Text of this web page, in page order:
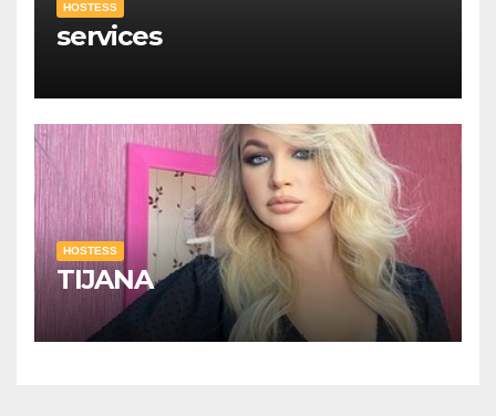
HOSTESS
services
HOSTESS
TIJANA